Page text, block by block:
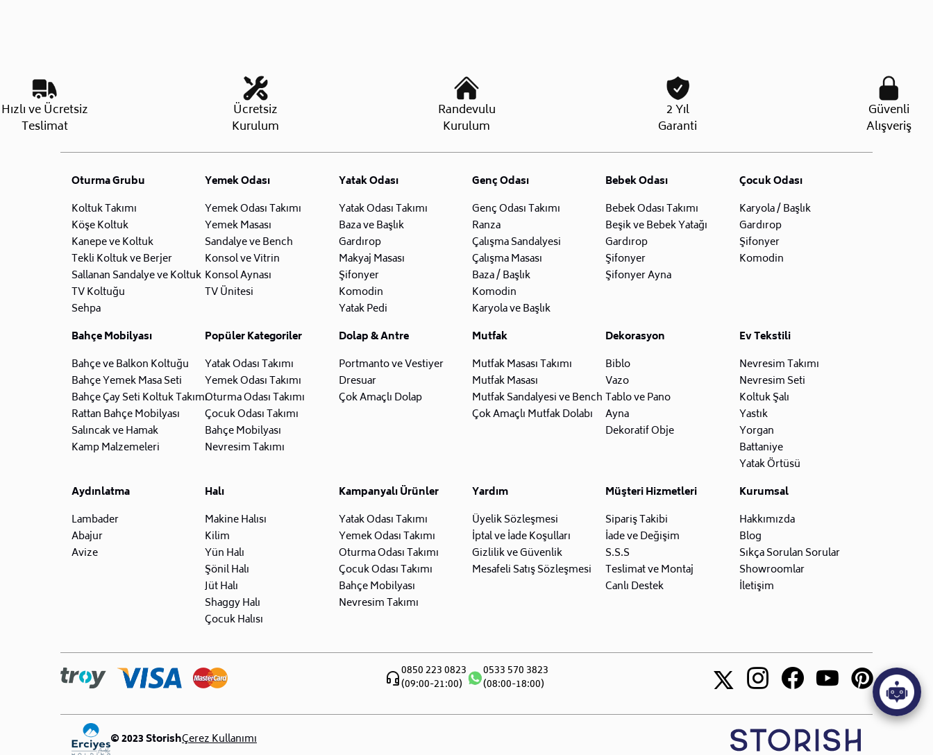
Hızlı ve Ücretsiz
Teslimat
Ücretsiz
Kurulum
Randevulu
Kurulum
2 Yıl
Garanti
Güvenli
Alışveriş
Oturma Grubu
Koltuk Takımı
Köşe Koltuk
Kanepe ve Koltuk
Tekli Koltuk ve Berjer
Sallanan Sandalye ve Koltuk
TV Koltuğu
Sehpa
Yemek Odası
Yemek Odası Takımı
Yemek Masası
Sandalye ve Bench
Konsol ve Vitrin
Konsol Aynası
TV Ünitesi
Yatak Odası
Yatak Odası Takımı
Baza ve Başlık
Gardırop
Makyaj Masası
Şifonyer
Komodin
Yatak Pedi
Genç Odası
Genç Odası Takımı
Ranza
Çalışma Sandalyesi
Çalışma Masası
Baza / Başlık
Komodin
Karyola ve Başlık
Bebek Odası
Bebek Odası Takımı
Beşik ve Bebek Yatağı
Gardırop
Şifonyer
Şifonyer Ayna
Çocuk Odası
Karyola / Başlık
Gardırop
Şifonyer
Komodin
Bahçe Mobilyası
Bahçe ve Balkon Koltuğu
Bahçe Yemek Masa Seti
Bahçe Çay Seti Koltuk Takımı
Rattan Bahçe Mobilyası
Salıncak ve Hamak
Kamp Malzemeleri
Popüler Kategoriler
Yatak Odası Takımı
Yemek Odası Takımı
Oturma Odası Takımı
Çocuk Odası Takımı
Bahçe Mobilyası
Nevresim Takımı
Dolap & Antre
Portmanto ve Vestiyer
Dresuar
Çok Amaçlı Dolap
Mutfak
Mutfak Masası Takımı
Mutfak Masası
Mutfak Sandalyesi ve Bench
Çok Amaçlı Mutfak Dolabı
Dekorasyon
Biblo
Vazo
Tablo ve Pano
Ayna
Dekoratif Obje
Ev Tekstili
Nevresim Takımı
Nevresim Seti
Koltuk Şalı
Yastık
Yorgan
Battaniye
Yatak Örtüsü
Aydınlatma
Lambader
Abajur
Avize
Halı
Makine Halısı
Kilim
Yün Halı
Şönil Halı
Jüt Halı
Shaggy Halı
Çocuk Halısı
Kampanyalı Ürünler
Yatak Odası Takımı
Yemek Odası Takımı
Oturma Odası Takımı
Çocuk Odası Takımı
Bahçe Mobilyası
Nevresim Takımı
Yardım
Üyelik Sözleşmesi
İptal ve İade Koşulları
Gizlilik ve Güvenlik
Mesafeli Satış Sözleşmesi
Müşteri Hizmetleri
Sipariş Takibi
İade ve Değişim
S.S.S
Teslimat ve Montaj
Canlı Destek
Kurumsal
Hakkımızda
Blog
Sıkça Sorulan Sorular
Showroomlar
İletişim
0850 223 0823
(09:00-21:00)
0533 570 3823
(08:00-18:00)
© 2023 StorishÇerez Kullanımı